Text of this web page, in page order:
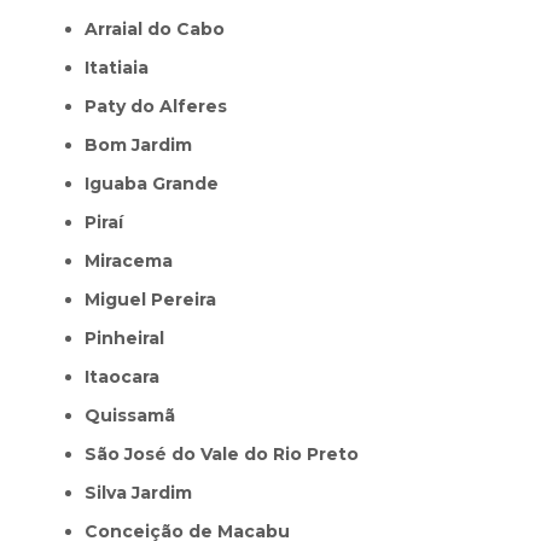
Arraial do Cabo
Itatiaia
Paty do Alferes
Bom Jardim
Iguaba Grande
Piraí
Miracema
Miguel Pereira
Pinheiral
Itaocara
Quissamã
São José do Vale do Rio Preto
Silva Jardim
Conceição de Macabu